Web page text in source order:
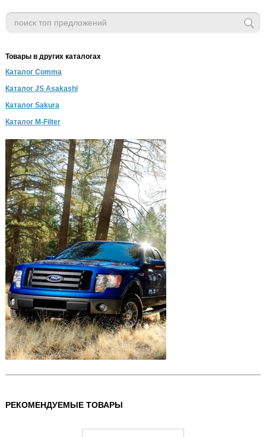
Товары в других каталогах
Каталог Comma
Каталог JS Asakashi
Каталог Sakura
Каталог M-Filter
РЕКОМЕНДУЕМЫЕ ТОВАРЫ